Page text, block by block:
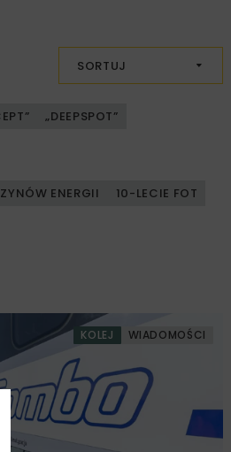
SORTUJ
„DEEPSPOT”
ENERGII
10-LECIE FOT
KOLEJ WIADOMOŚCI